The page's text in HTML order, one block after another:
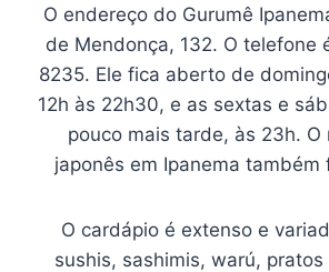
O endereço do Gurumê
de Mendonça, 132. O telefone
8235. Ele fica aberto de
12h às 22h30, e as sextas e
pouco mais tarde, às 23h. O
japonês em Ipanema também
O cardápio é extenso e
sushis, sashimis, warú,